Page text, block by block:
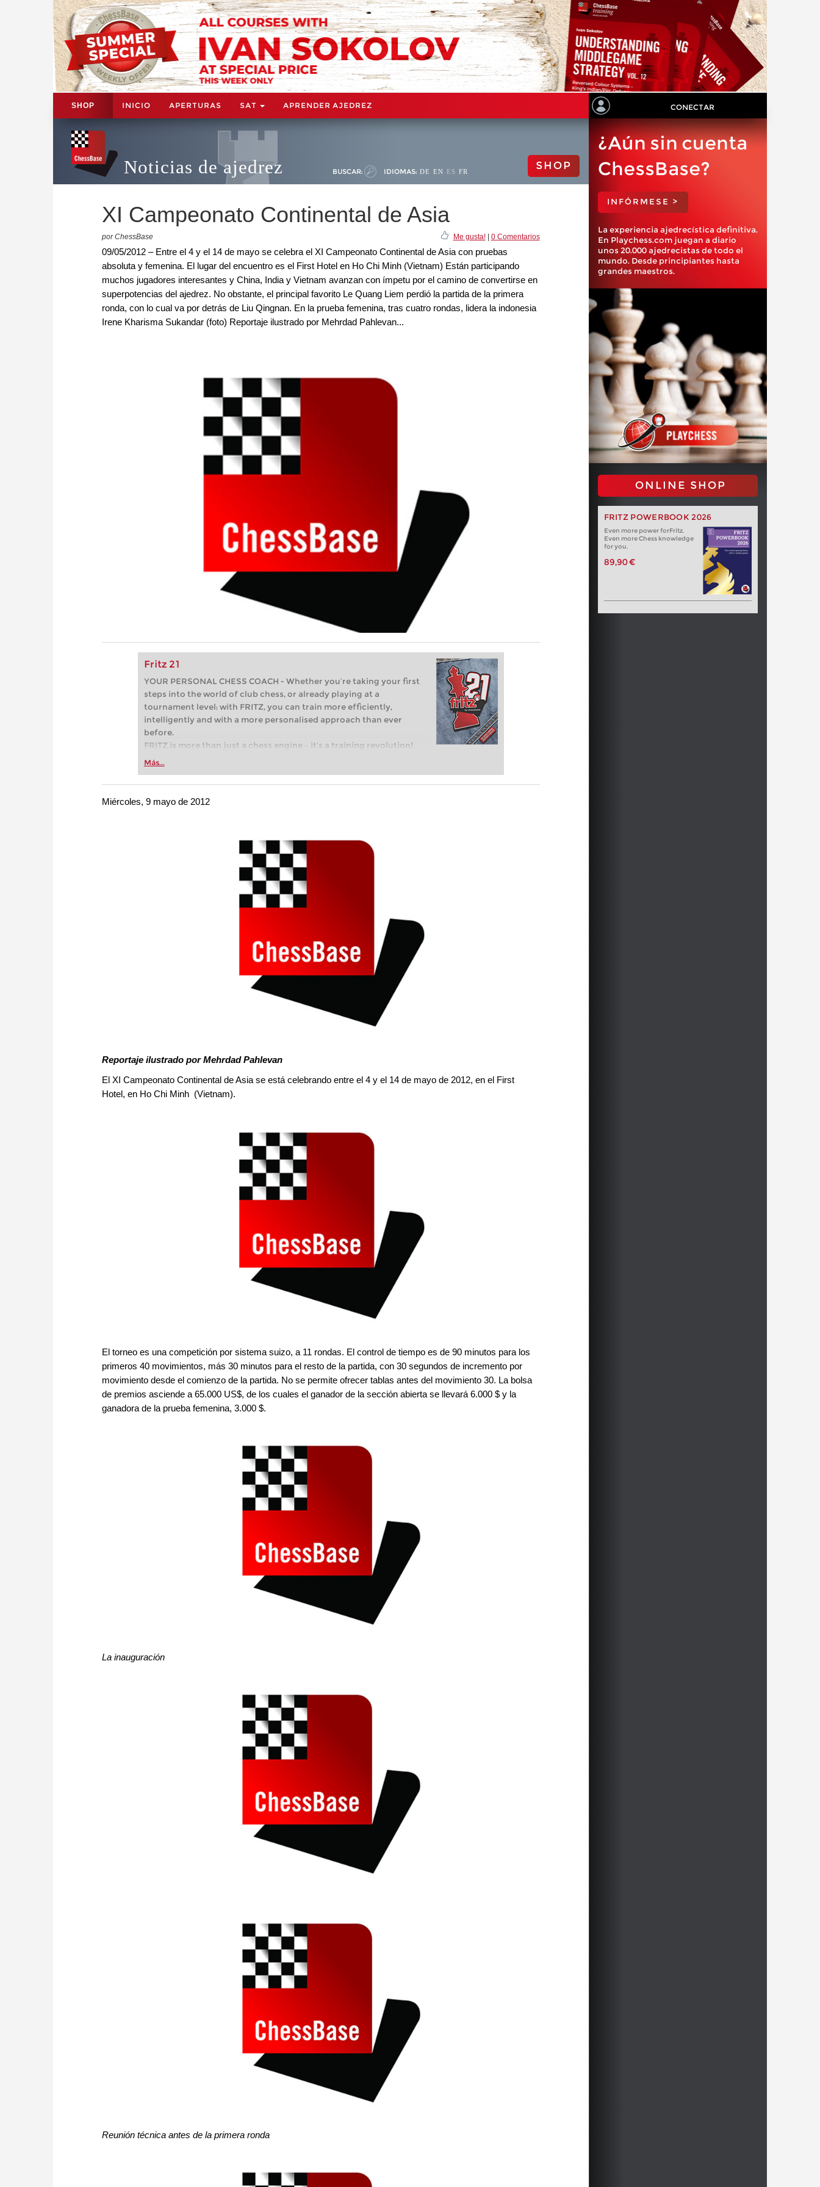
SHOP INICIO APERTURAS SAT APRENDER AJEDREZ CONECTAR
Noticias de ajedrez BUSCAR: IDIOMAS: DE EN ES FR SHOP
XI Campeonato Continental de Asia
por ChessBase Me gusta!| 0 Comentarios
09/05/2012 – Entre el 4 y el 14 de mayo se celebra el XI Campeonato Continental de Asia con pruebas
absoluta y femenina. El lugar del encuentro es el First Hotel en Ho Chi Minh (Vietnam) Están participando
muchos jugadores interesantes y China, India y Vietnam avanzan con ímpetu por el camino de convertirse en
superpotencias del ajedrez. No obstante, el principal favorito Le Quang Liem perdió la partida de la primera
ronda, con lo cual va por detrás de Liu Qingnan. En la prueba femenina, tras cuatro rondas, lidera la indonesia
Irene Kharisma Sukandar (foto) Reportaje ilustrado por Mehrdad Pahlevan...
Fritz 21
YOUR PERSONAL CHESS COACH - Whether you’re taking your first
steps into the world of club chess, or already playing at a
tournament level: with FRITZ, you can train more efficiently,
intelligently and with a more personalised approach than ever
before.
FRITZ is more than just a chess engine – it’s a training revolution!
Whether you’re taking your first steps into the world of club chess,
more efficiently, intelligently and with a more personalised
approach than ever before.
Más...
¿Aún sin cuenta
ChessBase?
INFÓRMESE >
La experiencia ajedrecística definitiva.
En Playchess.com juegan a diario
unos 20.000 ajedrecistas de todo el
mundo. Desde principiantes hasta
grandes maestros.
ONLINE SHOP
FRITZ POWERBOOK 2026
Even more power forFritz.
Even more Chess knowledge
for you.
89,90 €
Miércoles, 9 mayo de 2012
Reportaje ilustrado por Mehrdad Pahlevan
El XI Campeonato Continental de Asia se está celebrando entre el 4 y el 14 de mayo de 2012, en el First
Hotel, en Ho Chi Minh (Vietnam).
El torneo es una competición por sistema suizo, a 11 rondas. El control de tiempo es de 90 minutos para los
primeros 40 movimientos, más 30 minutos para el resto de la partida, con 30 segundos de incremento por
movimiento desde el comienzo de la partida. No se permite ofrecer tablas antes del movimiento 30. La bolsa
de premios asciende a 65.000 US$, de los cuales el ganador de la sección abierta se llevará 6.000 $ y la
ganadora de la prueba femenina, 3.000 $.
La inauguración
Reunión técnica antes de la primera ronda